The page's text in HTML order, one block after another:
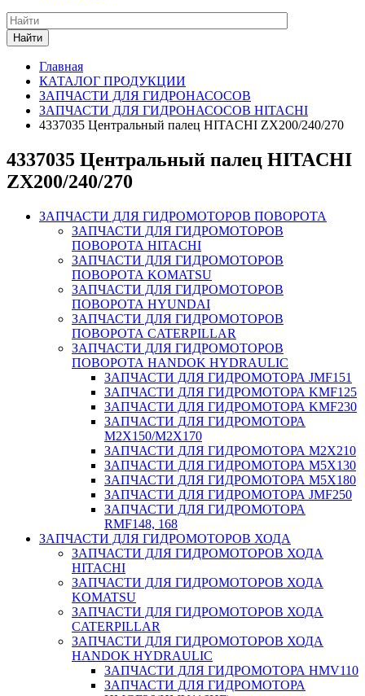
Найти
Главная
КАТАЛОГ ПРОДУКЦИИ
ЗАПЧАСТИ ДЛЯ ГИДРОНАСОСОВ
ЗАПЧАСТИ ДЛЯ ГИДРОНАСОСОВ HITACHI
4337035 Центральный палец HITACHI ZX200/240/270
4337035 Центральный палец HITACHI
ZX200/240/270
ЗАПЧАСТИ ДЛЯ ГИДРОМОТОРОВ ПОВОРОТА
ЗАПЧАСТИ ДЛЯ ГИДРОМОТОРОВ
ПОВОРОТА HITACHI
ЗАПЧАСТИ ДЛЯ ГИДРОМОТОРОВ
ПОВОРОТА KOMATSU
ЗАПЧАСТИ ДЛЯ ГИДРОМОТОРОВ
ПОВОРОТА HYUNDAI
ЗАПЧАСТИ ДЛЯ ГИДРОМОТОРОВ
ПОВОРОТА CATERPILLAR
ЗАПЧАСТИ ДЛЯ ГИДРОМОТОРОВ
ПОВОРОТА HANDOK HYDRAULIC
ЗАПЧАСТИ ДЛЯ ГИДРОМОТОРА JMF151
ЗАПЧАСТИ ДЛЯ ГИДРОМОТОРА KMF125
ЗАПЧАСТИ ДЛЯ ГИДРОМОТОРА KMF230
ЗАПЧАСТИ ДЛЯ ГИДРОМОТОРА
M2X150/M2X170
ЗАПЧАСТИ ДЛЯ ГИДРОМОТОРА M2X210
ЗАПЧАСТИ ДЛЯ ГИДРОМОТОРА M5X130
ЗАПЧАСТИ ДЛЯ ГИДРОМОТОРА M5X180
ЗАПЧАСТИ ДЛЯ ГИДРОМОТОРА JMF250
ЗАПЧАСТИ ДЛЯ ГИДРОМОТОРА
RMF148, 168
ЗАПЧАСТИ ДЛЯ ГИДРОМОТОРОВ ХОДА
ЗАПЧАСТИ ДЛЯ ГИДРОМОТОРОВ ХОДА
HITACHI
ЗАПЧАСТИ ДЛЯ ГИДРОМОТОРОВ ХОДА
KOMATSU
ЗАПЧАСТИ ДЛЯ ГИДРОМОТОРОВ ХОДА
CATERPILLAR
ЗАПЧАСТИ ДЛЯ ГИДРОМОТОРОВ ХОДА
HANDOK HYDRAULIC
ЗАПЧАСТИ ДЛЯ ГИДРОМОТОРА HMV110
ЗАПЧАСТИ ДЛЯ ГИДРОМОТОРА